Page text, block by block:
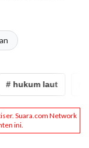
laut